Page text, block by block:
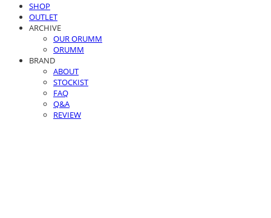
SHOP
OUTLET
ARCHIVE
OUR ORUMM
ORUMM
BRAND
ABOUT
STOCKIST
FAQ
Q&A
REVIEW